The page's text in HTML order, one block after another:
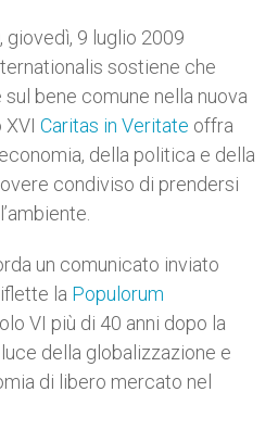
giovedì, 9 luglio 2009
sostiene che
sul bene comune nella nuova
Caritas in Veritate offra
della politica e della
condiviso di prendersi
un comunicato inviato
la Populorum
VI più di 40 anni dopo la
della globalizzazione e
di libero mercato nel